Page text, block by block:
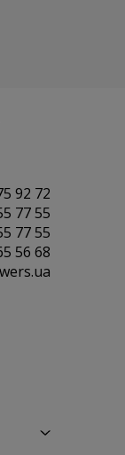
92 72
77 55
77 55
56 68